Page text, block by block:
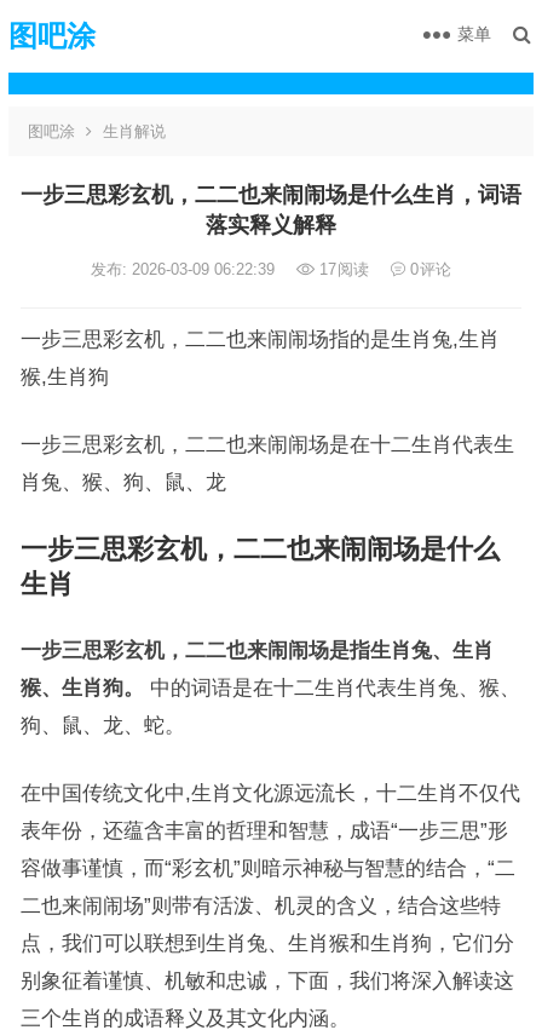
图吧涂 菜单
图吧涂 生肖解说
一步三思彩玄机，二二也来闹闹场是什么生肖，词语
落实释义解释
发布: 2026-03-09 06:22:39 17阅读 0评论
一步三思彩玄机，二二也来闹闹场指的是生肖兔,生肖
猴,生肖狗
一步三思彩玄机，二二也来闹闹场是在十二生肖代表生
肖兔、猴、狗、鼠、龙
一步三思彩玄机，二二也来闹闹场是什么
生肖
一步三思彩玄机，二二也来闹闹场是指生肖兔、生肖
猴、生肖狗。
中的词语是在十二生肖代表生肖兔、猴、
狗、鼠、龙、蛇。
在中国传统文化中,生肖文化源远流长，十二生肖不仅代
表年份，还蕴含丰富的哲理和智慧，成语“一步三思”形
容做事谨慎，而“彩玄机”则暗示神秘与智慧的结合，“二
二也来闹闹场”则带有活泼、机灵的含义，结合这些特
点，我们可以联想到生肖兔、生肖猴和生肖狗，它们分
别象征着谨慎、机敏和忠诚，下面，我们将深入解读这
三个生肖的成语释义及其文化内涵。